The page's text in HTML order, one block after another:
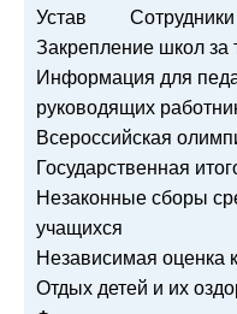
Устав
Сотрудники
Закрепление школ за
Информация для
руководящих
Всероссийская
Государственная
Незаконные сборы
учащихся
Независимая оценка
Отдых детей и их